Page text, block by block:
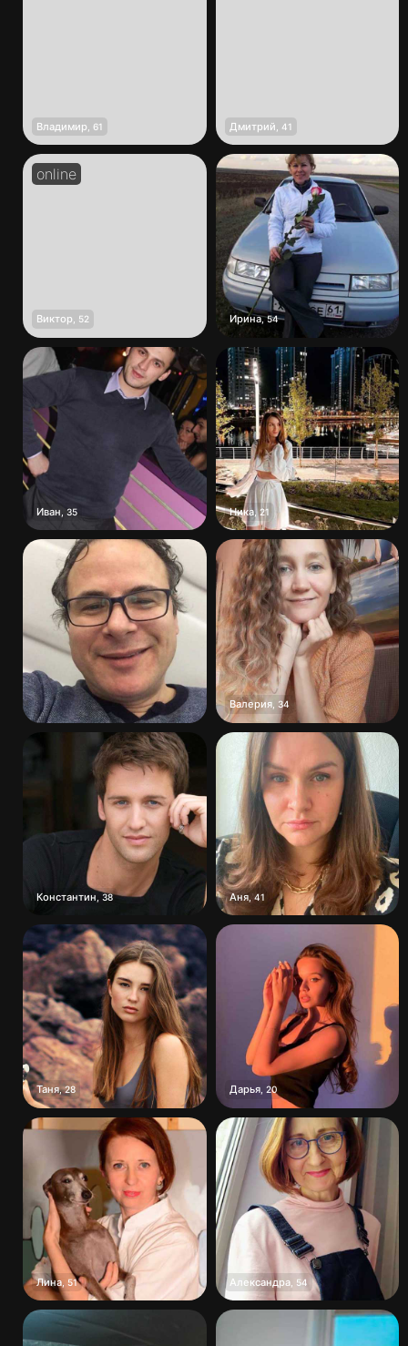
Владимир 61 Дмитрий 41
Виктор 52 Ирина,54
Иван 35 Ника,21
Валерия, 34
Константин 38 Аня, 41
Таня,28 Дарья, 20
Лина 51 Александра, 54